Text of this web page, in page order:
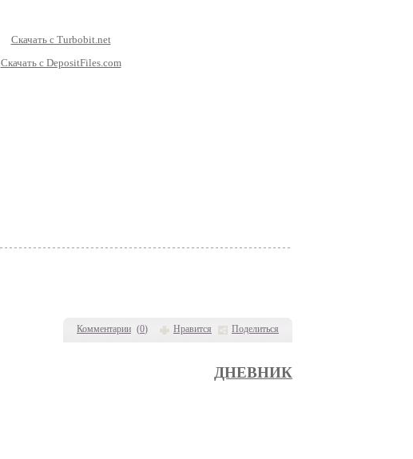
Комментарии (0) Нравится Поделиться
Скачать с Turbobit.net
Скачать с DepositFiles.com
ДНЕВНИК